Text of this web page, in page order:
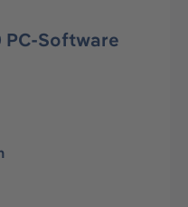
PC-Software